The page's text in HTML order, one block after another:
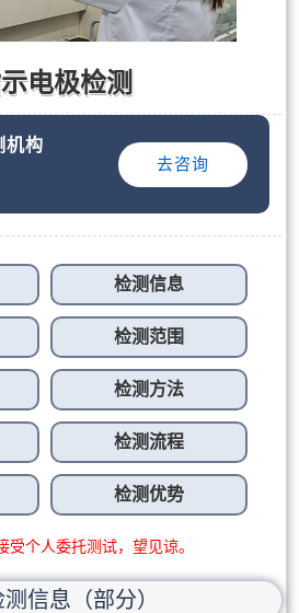
电极检测
机构
去咨询
检测信息
检测范围
检测方法
检测流程
检测优势
个人委托测试，望见谅。
信息（部分）